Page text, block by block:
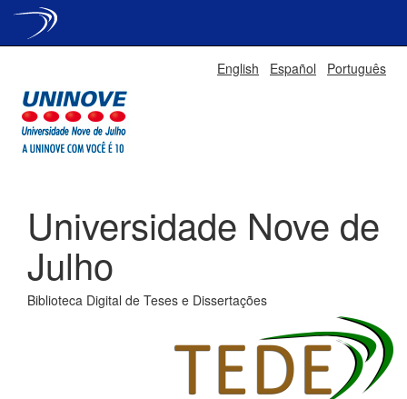
English Español Português
Universidade Nove de
Julho
Biblioteca Digital de Teses e Dissertações